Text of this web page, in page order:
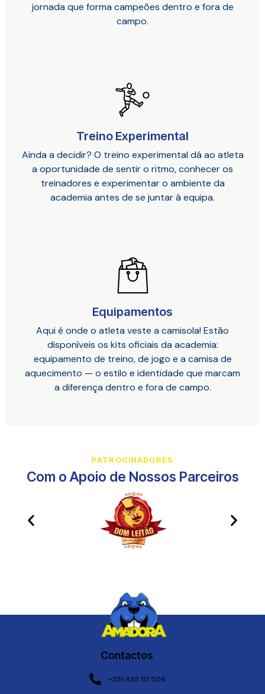
jornada que forma campeões dentro e fora de
campo.
Treino Experimental
Ainda a decidir? O treino experimental dá ao atleta
a oportunidade de sentir o ritmo, conhecer os
treinadores e experimentar o ambiente da
academia antes de se juntar à equipa.
Equipamentos
Aqui é onde o atleta veste a camisola! Estão
disponíveis os kits oficiais da academia:
equipamento de treino, de jogo e a camisa de
aquecimento — o estilo e identidade que marcam
a diferença dentro e fora de campo.
PATROCINADORES
Com o Apoio de Nossos Parceiros​
Contactos
+351 935 117 506